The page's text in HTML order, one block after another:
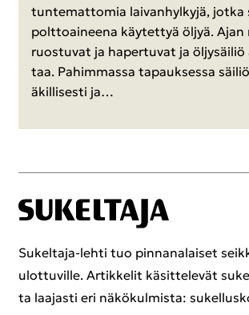
tun­te­mat­to­mia lai­van­hyl­ky­jä, jotka
polt­toai­nee­na käy­tet­tyä öljyä.
ruos­tu­vat ja ha­per­tu­vat ja
taa. Pa­him­mas­sa ta­pauk­ses­sa
äkil­li­ses­ti ja…
Sukeltaja-​lehti tuo pin­na­na­lai­set
ulot­tu­vil­le. Ar­tik­ke­lit kä­sit­te­le­vät
ta laa­jas­ti eri nä­kö­kul­mis­ta: